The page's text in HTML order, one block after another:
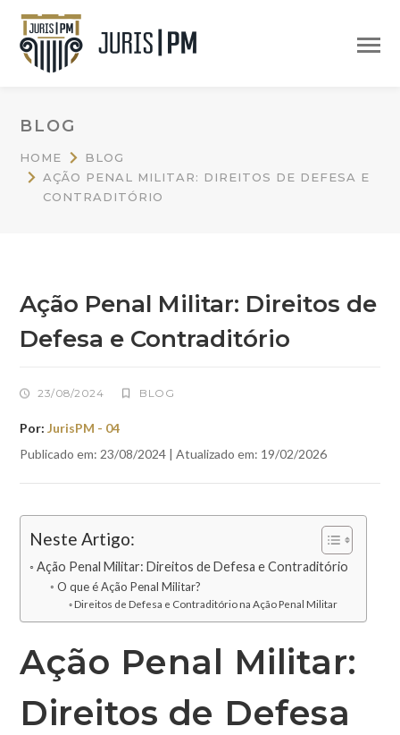
BLOG
HOME
BLOG
AÇÃO PENAL MILITAR: DIREITOS DE DEFESA E
CONTRADITÓRIO
Ação Penal Militar: Direitos de
Defesa e Contraditório
23/08/2024 BLOG
Por:JurisPM - 04
Publicado em: 23/08/2024 | Atualizado em: 19/02/2026
Neste Artigo:
Ação Penal Militar: Direitos de Defesa e Contraditório
O que é Ação Penal Militar?
Direitos de Defesa e Contraditório na Ação Penal Militar
Ação Penal Militar:
Direitos de Defesa